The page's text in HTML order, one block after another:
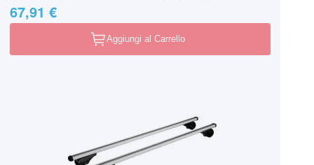
67,91 €
Aggiungi al Carrello